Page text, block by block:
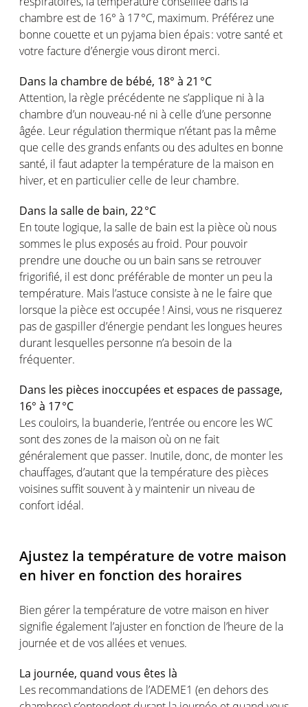
chambre est de 16° à 17 °C, maximum. Préférez une
bonne couette et un pyjama bien épais: votre santé et
votre facture d’énergie vous diront merci.
Dans la chambre de bébé, 18° à 21 °C
Attention, la règle précédente ne s’applique ni à la
chambre d’un nouveau-né ni à celle d’une personne
âgée. Leur régulationthermique n’étant pas la même
que celle des grands enfants ou desadultes en bonne
santé, il faut adapter latempérature de la maison en
hiver, et en particulier celle de leur chambre.
Dans la salle de bain, 22 °C
En toute logique, la salle de bain est la pièce où nous
sommes le plus exposés au froid. Pour pouvoir
prendre une douche ou un bainsans se retrouver
frigorifié, il est donc préférable de monter un peu la
température. Mais l’astuce consiste à ne le faire que
lorsque la pièce est occupée ! Ainsi,vous ne risquerez
pas de gaspiller d’énergie pendant les longues heures
durant lesquelles personne n’a besoin de la
fréquenter.
Dans les pièces inoccupées et espaces de passage,
16° à 17 °C
Les couloirs, la buanderie, l’entrée ou encore les WC
sont des zones de la maison où on ne fait
généralement que passer. Inutile, donc, de monter les
chauffages, d’autant que latempérature des pièces
voisinessuffitsouventà ymaintenir un niveau de
confort idéal.
Ajustez la température de votre maison
en hiver en fonction des horaires
Bien gérer latempérature de votre maison en hiver
signifie également l’ajuster enfonction de l’heure de la
journée et de vosallées et venues.
La journée, quand vous êtes là
Les recommandations de l’ADEME1 (en dehors des